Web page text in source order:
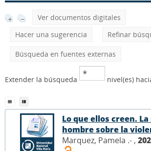
Ver documentos digitales
Hacer una sugerencia
Refinar
Búsqueda en fuentes externas
Extender la búsqueda nivel(es)
Lo que ellos creen.
hombre sobre la
Marquez, Pamela .- ,